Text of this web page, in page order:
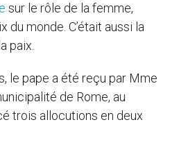
sur le rôle de la femme,
du monde. C’était aussi la
paix.
le pape a été reçu par Mme
de Rome, au
trois allocutions en deux